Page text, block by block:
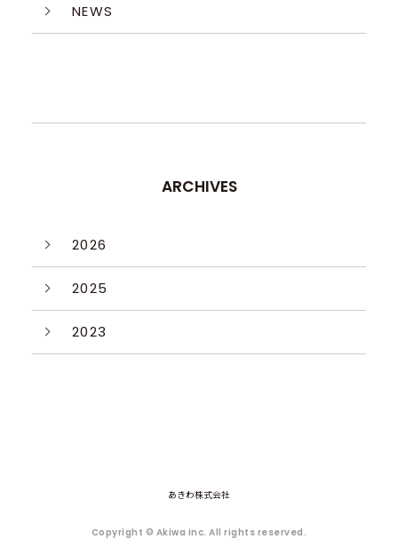
NEWS
ARCHIVES
2026
2025
2023
あきわ株式会社
Copyright © Akiwa inc. All rights reserved.